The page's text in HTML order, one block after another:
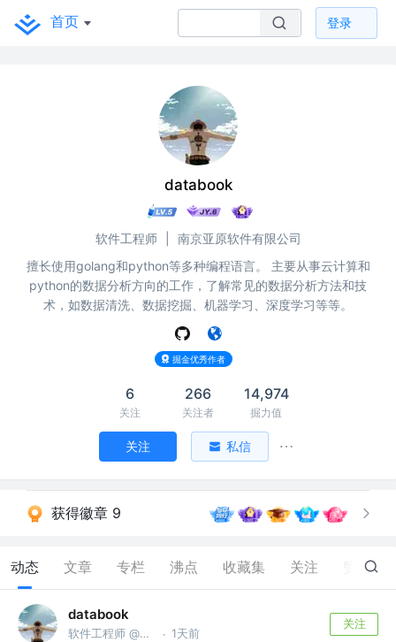
首页 登录
databook
软件工程师
南京亚原软件有限公司
擅长使用golang和python等多种编程语言。 主要从事云计算和
python的数据分析方向的工作，了解常见的数据分析方法和技
术，如数据清洗、数据挖掘、机器学习、深度学习等等。
掘金优秀作者
6
关注
266
关注者
14,974
掘力值
关注 私信
获得徽章 9
动态 文章 专栏 沸点 收藏集 关注 22
databook
软件工程师 @南京亚原软件有限公司 · 1天前
关注